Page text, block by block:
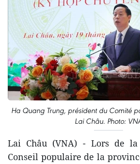
Ha Quang Trung, président du Comité
Lai Châu. Photo:
Lai Châu (VNA) - Lors de la
Conseil populaire de la